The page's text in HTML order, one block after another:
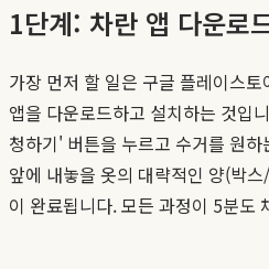
1단계: 차란 앱 다운로
가장 먼저 할 일은 구글 플레이스
앱을 다운로드하고 설치하는 것입
청하기' 버튼을 누르고 수거를 원
앞에 내놓을 옷의 대략적인 양(박
이 완료됩니다. 모든 과정이 5분도